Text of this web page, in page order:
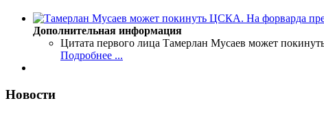
Дополнительная информация
Цитата первого лица Тамерлан Мусаев может
Подробнее ...
Новости